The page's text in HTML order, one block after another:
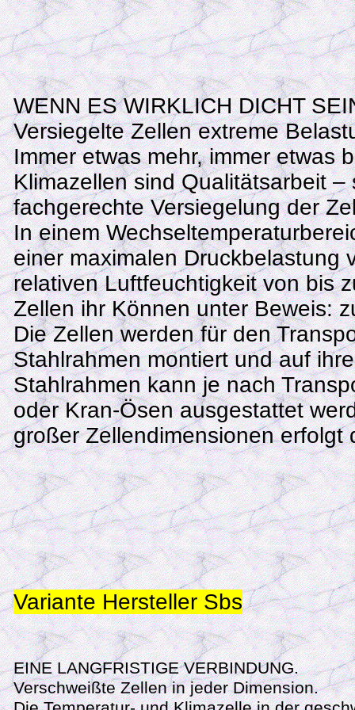
WENN ES WIRKLICH DICHT
Versiegelte Zellen extreme
Immer etwas mehr, immer etwas
Klimazellen sind Qualitätsarbeit
fachgerechte Versiegelung der
In einem
einer maximalen Druckbelastung
relativen Luftfeuchtigkeit von bis
Zellen ihr Können unter Beweis:
Die Zellen werden für den
Stahlrahmen montiert und auf
Stahlrahmen kann je nach
oder Kran-Ösen ausgestattet
großer Zellendimensionen erfolgt
Variante Hersteller Sbs
EINE LANGFRISTIGE VERBINDUNG.
Verschweißte Zellen in jeder Dimension.